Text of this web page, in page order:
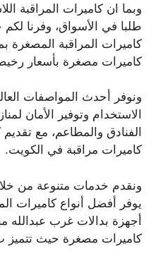
وبما ان كاميرات المراقبة
طلبا في الأسواق، وفرنا
كاميرات المراقبة المصغرة
كاميرات مصغرة بأسعار
ونوفر أحدث المواصفات
الاستخدام وتوفير الأمان
الفنادق والمطاعم، مع
كاميرات مراقبة في الكويت.
ونقدم خدمات متنوعة من
يوفر أفضل أنواع كاميرات
أجهزة بدالات غرب عبدالله
كاميرات مصغرة حيث تتميز